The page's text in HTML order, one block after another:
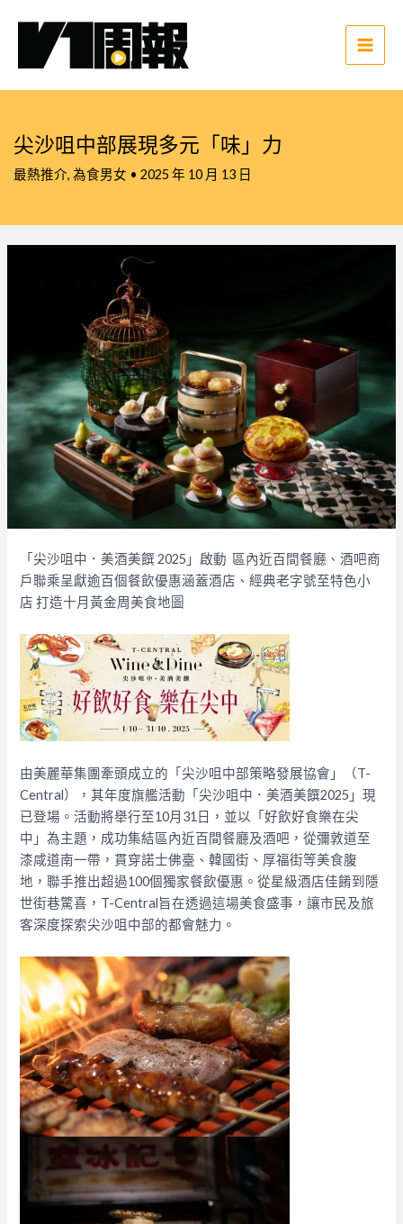
Main
尖沙咀中部展現多元「味」力
最熱推介, 為食男女 • 2025 年 10 月 13 日
「尖沙咀中．美酒美饌 2025」啟動 區內近百間餐廳、酒吧商
戶聯乘呈獻逾百個餐飲優惠涵蓋酒店、經典老字號至特色小
店 打造十月黃金周美食地圖
由美麗華集團牽頭成立的「尖沙咀中部策略發展協會」（T-
Central），其年度旗艦活動「尖沙咀中．美酒美饌2025」現
已登場。活動將舉行至10月31日，並以「好飲好食樂在尖
中」為主題，成功集結區內近百間餐廳及酒吧，從彌敦道至
漆咸道南一帶，貫穿諾士佛臺、韓國街、厚福街等美食腹
地，聯手推出超過100個獨家餐飲優惠。從星級酒店佳餚到隱
世街巷驚喜，T-Central旨在透過這場美食盛事，讓市民及旅
客深度探索尖沙咀中部的都會魅力。